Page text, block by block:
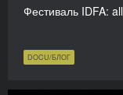
Фестиваль IDFA:
DOCU/БЛОГ